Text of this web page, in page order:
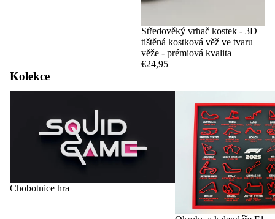
Středověký vrhač kostek - 3D
tištěná kostková věž ve tvaru
věže - prémiová kvalita
€24,95
Kolekce
Chobotnice hra